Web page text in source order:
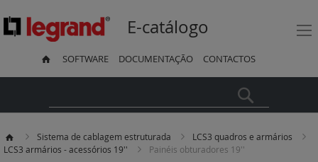
E-catálogo
SOFTWARE DOCUMENTAÇÃO CONTACTOS
Sistema de cablagem estruturada
LCS3 quadros e armários
LCS3 armários - acessórios 19''
Painéis obturadores 19''